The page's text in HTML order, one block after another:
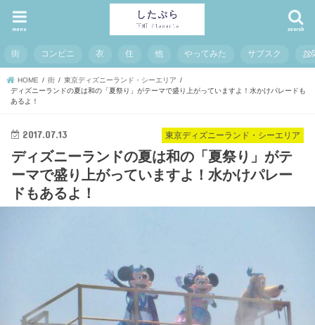
search
menu
街 コンビニ 衣 住 他 やってみた サブスク お
HOME 街
東京ディズニーランド・シーエリア
ディズニーランドの夏は和の「夏祭り」がテーマで盛り上がっていますよ！水かけパレードも
あるよ！
東京ディズニーランド・シーエリア
2017.07.13
ディズニーランドの夏は和の「夏祭り」がテ
ーマで盛り上がっていますよ！水かけパレー
ドもあるよ！